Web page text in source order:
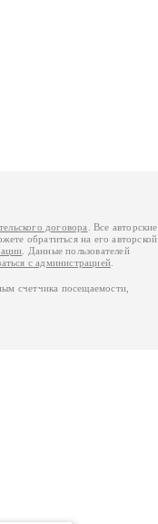
договора
. Все авторские
обратиться на его авторской
. Данные пользователей
с администрацией
счетчика посещаемости,